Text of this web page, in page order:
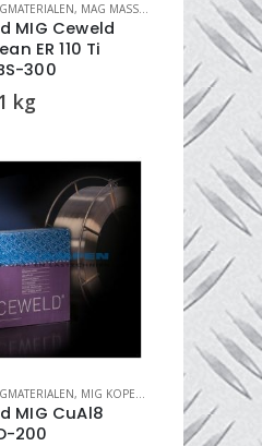
, MAG MASSIEVE LASDRADEN STAAL
MIG Ceweld
ER 110 Ti
300
kg
MAG LASDRADEN
, MIG KOPER GELEGEERD MIG/
MIG CuAl8
200